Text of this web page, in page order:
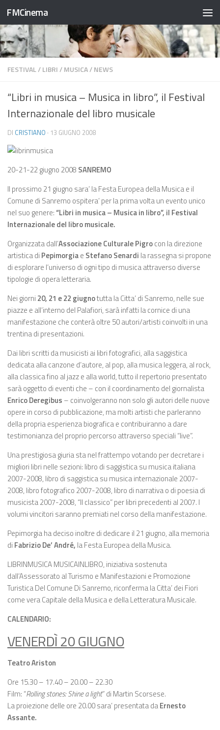
Salta al contenuto
FMCinema
FESTIVAL/LIBRI/MUSICA/NEWS
“Libri in musica – Musica in libro”, il Festival
Internazionale del libro musicale
DI CRISTIANO · 13 GIUGNO 2008
20-21-22 giugno 2008 SANREMO
Il prossimo 21 giugno sara’ la Festa Europea della Musica e il
Comune di Sanremo ospitera’ per la prima volta un evento unico
nel suo genere:“Libri in musica – Musica in libro”, il Festival
Internazionale del libro musicale.
Organizzata dall’Associazione Culturale Pigrocon la direzione
artistica di Pepimorgiae Stefano Senardi la rassegna si propone
di esplorare l’universo di ogni tipo di musica attraverso diverse
tipologie di opera letteraria.
Nei giorni 20, 21 e 22 giugnotutta la Citta’ di Sanremo, nelle sue
piazze e all’interno del Palafiori, sarà infatti la cornice di una
manifestazione che conterà oltre 50 autori/artisti coinvolti in una
trentina di presentazioni.
Dai libri scritti da musicisti ai libri fotografici, alla saggistica
dedicata alla canzone d’autore, al pop, alla musica leggera, al rock,
alla classica fino al jazz e alla world, tutto il repertorio presentato
sarà oggetto di eventi che – con il coordinamento del giornalista
Enrico Deregibus – coinvolgeranno non solo gli autori delle nuove
opere in corso di pubblicazione, ma molti artisti che parleranno
della propria esperienza biografica e contribuiranno a dare
testimonianza del proprio percorso attraverso speciali “live”.
Una prestigiosa giuria sta nel frattempo votando per decretare i
migliori libri nelle sezioni: libro di saggistica su musica italiana
2007-2008, libro di saggistica su musica internazionale 2007-
2008, libro fotografico 2007-2008, libro di narrativa o di poesia di
musicista 2007-2008, “Il classico” per libri precedenti al 2007. I
volumi vincitori saranno premiati nel corso della manifestazione.
Pepimorgia ha deciso inoltre di dedicare il 21 giugno, alla memoria
di Fabrizio De’ André, la Festa Europea della Musica.
LIBRINMUSICA MUSICAINLIBRO, iniziativa sostenuta
dall’Assessorato al Turismo e Manifestazioni e Promozione
Turistica Del Comune Di Sanremo, riconferma la Citta’ dei Fiori
come vera Capitale della Musica e della Letteratura Musicale.
CALENDARIO:
VENERDÌ 20 GIUGNO
Teatro Ariston
Ore 15.30 – 17.40 – 20.00 – 22.30
Film: “Rolling stones: Shine a light” di Martin Scorsese.
La proiezione delle ore 20.00 sara’ presentata daErnesto
Assante.